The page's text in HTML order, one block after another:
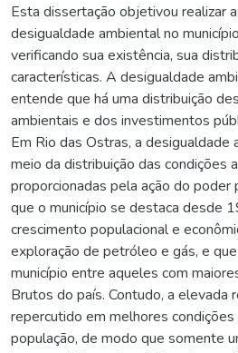
Esta dissertação objetivou realizar
desigualdade ambiental no
verificando sua existência, sua
características. A desigualdade
entende que há uma distribuição
ambientais e dos investimentos
Em Rio das Ostras, a desigualdade
meio da distribuição das condições
proporcionadas pela ação do poder
que o município se destaca desde
crescimento populacional e
exploração de petróleo e gás, e
município entre aqueles com
Brutos do país. Contudo, a elevada
repercutido em melhores
população, de modo que somente